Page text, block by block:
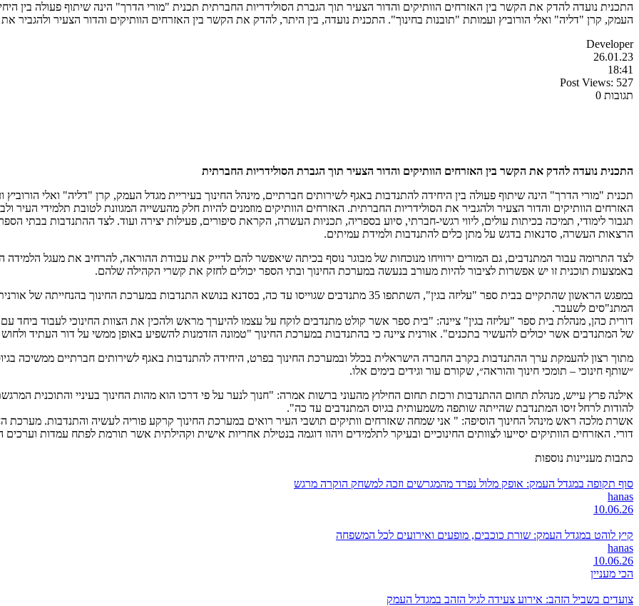
התכנית נועדה להדק את הקשר בין האזרחים הוותיקים והדור הצעיר תוך הגברת הסולידריות החברתית תכנית "מורי הדרך" הינה שיתוף פעולה בין
העמק, קרן "דליה" ואלי הורוביץ ועמותת "תובנות בחינוך". התכנית נועדה, בין היתר, להדק את הקשר בין האזרחים הוותיקים והדור הצעיר ולהגביר
Developer
26.01.23
18:41
Post Views: 527
תגובות 0
התכנית נועדה להדק את הקשר בין האזרחים הוותיקים והדור הצעיר תוך הגברת הסולידריות החברתית
תכנית "מורי הדרך" הינה שיתוף פעולה בין היחידה להתנדבות באגף לשירותים חברתיים, מינהל החינוך בעיריית מגדל העמק, קרן "דליה" ואלי
האזרחים הוותיקים והדור הצעיר ולהגביר את הסולידריות החברתית. האזרחים הוותיקים מוזמנים להיות חלק מהעשייה המגוונת לטובת תלמידי העיר
תגבור לימודי, תמיכה בכיתות עולים, ליווי רגשי-חברתי, סיוע בספריה, תכניות העשרה, הקראת סיפורים, פעילות יצירה ועוד. לצד ההתנדבות בבתי
הרצאות העשרה, סדנאות בדגש על מתן כלים להתנדבות ולמידת עמיתים.
לצד התרומה עבור המתנדבים, גם המורים ירוויחו מנוכחות של מבוגר נוסף בכיתה שיאפשר להם לדייק את עבודת ההוראה, להרחיב את מעגל הלמידה
באמצעות תוכנית זו יש אפשרות לציבור להיות מעורב בנעשה במערכת החינוך ובתי הספר יכולים לחזק את קשרי הקהילה שלהם.
במפגש הראשון שהתקיים בבית ספר "עליזה בגין", השתתפו 35 מתנדבים שגוייסו עד כה, בסדנא בנושא התנדבות
המתנ"סים לשעבר.
דורית כהן, מנהלת בית ספר "עליזה בגין" ציינה: "בית ספר אשר קולט מתנדבים לוקח על עצמו להיערך מראש ולהכין את הצוות החינוכי לעבוד
של המתנדבים אשר יכולים להעשיר בתכנים". אורנית ציינה כי בהתנדבות במערכת החינוך "טמונה הזדמנות להשפיע באופן ממשי על דור העתיד
מתוך רצון להעמקת ערך ההתנדבות בקרב החברה הישראלית בכלל ובמערכת החינוך בפרט, היחידה להתנדבות באגף לשירותים חברתיים ממשיכה
״שותף חינוכי – תומכי חינוך והוראה״, שקורם עור וגידים בימים אלו.
אילנה פרץ עייש, מנהלת תחום ההתנדבות ורכזת תחום החילוץ מהעוני ברשות אמרה: "חנוך לנער על פי דרכו הוא מהות החינוך בעיניי והתוכנית
להודות לרחל זיסו המתנדבת שהייתה שותפה משמעותית בגיוס המתנדבים עד כה".
אשרת מלכה ראש מינהל החינוך הוסיפה: " אני שמחה שאזרחים וותיקים תושבי העיר רואים במערכת החינוך קרקע פוריה לעשיה והתנדבות. מערכת
דורי. האזרחים הוותיקים יסייעו לצוותים החינוכיים ובעיקר לתלמידים ויהוו דוגמה בנטילת אחריות אישית וקהילתית אשר תורמת לפתח עמדות
כתבות מעניינות נוספות
סוף תקופה במגדל העמק: אופק מלול נפרד מהמגרשים וזכה למשחק הוקרה מרגש
hanas
10.06.26
קיץ לוהט במגדל העמק: שורת כוכבים, מופעים ואירועים לכל המשפחה
hanas
10.06.26
הכי מעניין
צועדים בשביל הזהב: אירוע צעידה לגיל הזהב במגדל העמק